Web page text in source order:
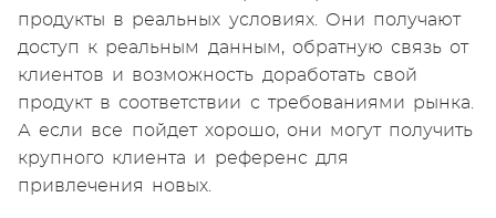
продукты в реальных условиях. Они получают
доступ к реальным данным, обратную связь от
клиентов и возможность доработать свой
продукт в соответствии с требованиями рынка.
А если все пойдет хорошо, они могут получить
крупного клиента и референс для
привлечения новых.